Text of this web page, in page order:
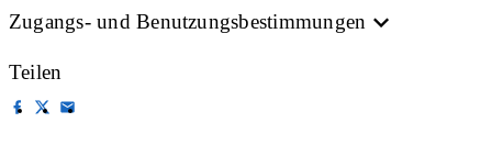
Zugangs- und Benutzungsbestimmungen
Teilen